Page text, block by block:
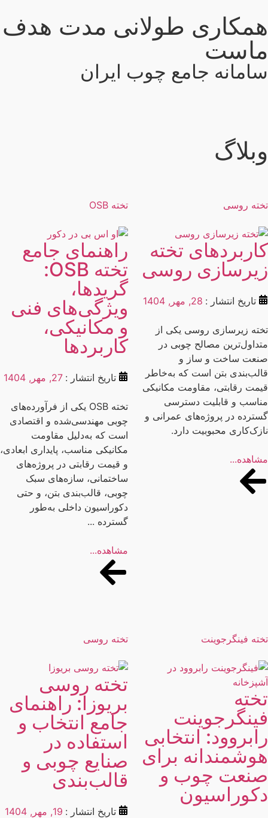
طولانی مدت هدف
جامع چوب ایران
روسی
تخته
روسی
تاریخ انتشار : 28, مهر, 1404
زیرسازی روسی یکی از
مصالح چوبی در
ساخت و ساز و
بتن است که به‌خاطر
رقابتی، مقاومت مکانیکی
و قابلیت دسترسی
در پروژه‌های عمرانی و
محبوبیت دارد.
تخته OSB
راهنمای جامع
تخته OSB:
گریدها،
ویژگی‌های فنی
و مکانیکی،
کاربردها
تاریخ انتشار : 27, مهر, 1404
تخته OSB یکی از فرآورده‌های
چوبی مهندسی‌شده و اقتصادی
است که به‌دلیل مقاومت
مکانیکی مناسب، پایداری ابعادی،
و قیمت رقابتی در پروژه‌های
ساختمانی، سازه‌های سبک
چوبی، قالب‌بندی بتن، و حتی
دکوراسیون داخلی به‌طور
گسترده ...
مشاهده...
فینگرجوینت
انتخابی
برای
چوب و
تخته روسی
تخته روسی
بریوزا: راهنمای
جامع انتخاب و
استفاده در
صنایع چوبی و
قالب‌بندی
تاریخ انتشار : 19, مهر, 1404